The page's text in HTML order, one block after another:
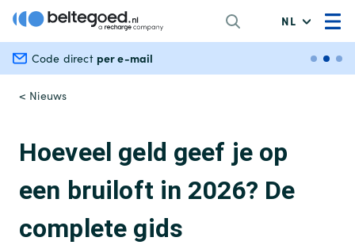
NL
Code direct per e-mail
< Nieuws
Hoeveel geld geef je op
een bruiloft in 2026? De
complete gids